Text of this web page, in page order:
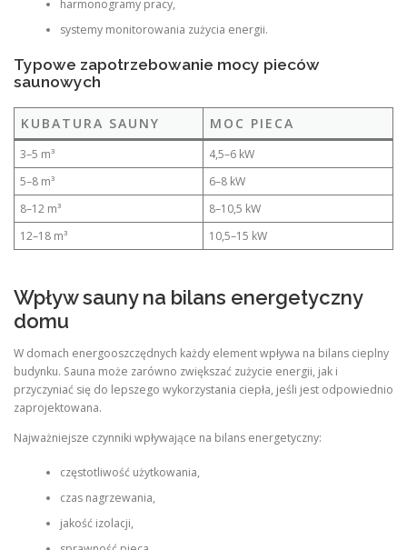
harmonogramy pracy,
systemy monitorowania zużycia energii.
Typowe zapotrzebowanie mocy pieców
saunowych
KUBATURA SAUNY MOC PIECA
3–5 m³
4,5–6 kW
5–8 m³
6–8 kW
8–12 m³
8–10,5 kW
12–18 m³
10,5–15 kW
Wpływ sauny na bilans energetyczny
domu
W domach energooszczędnych każdy element wpływa na bilans cieplny
budynku. Sauna może zarówno zwiększać zużycie energii, jak i
przyczyniać się do lepszego wykorzystania ciepła, jeśli jest odpowiednio
zaprojektowana.
Najważniejsze czynniki wpływające na bilans energetyczny:
częstotliwość użytkowania,
czas nagrzewania,
jakość izolacji,